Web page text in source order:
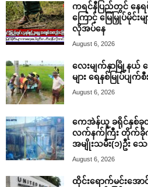
ကရင်နီပြည်တွင် နေ
ကြောင့် မြေမြှုပ်မိုင်း
လိုအပ်နေ
August 6, 2026
လေးမျက်နှာမြို့နယ်
များ ရေနစ်မြုပ်ပျက်စီ
August 6, 2026
ကေအဲန်ယူ ခရိုင်နှစ်ခု
လက်နက်ကြီး တိုက်
အမျိုးသမီး(၁)ဦး သ
August 6, 2026
ထိုင်းရောက်မင်းအေ